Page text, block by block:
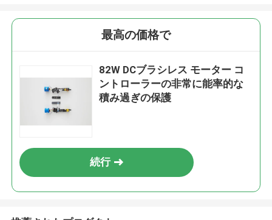
最高の価格で
82W DCブラシレス モーター コ
ントローラーの非常に能率的な
積み過ぎの保護
続行